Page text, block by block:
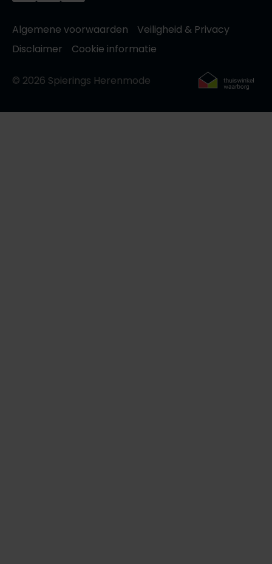
Algemene voorwaarden
Veiligheid & Privacy
Disclaimer
Cookie informatie
© 2026 Spierings Herenmode